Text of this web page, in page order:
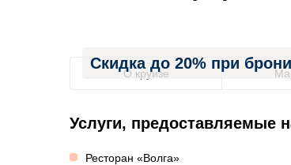
Скидка до 20% при
О круизе
Услуги, предоставляемые
Ресторан «Волга»